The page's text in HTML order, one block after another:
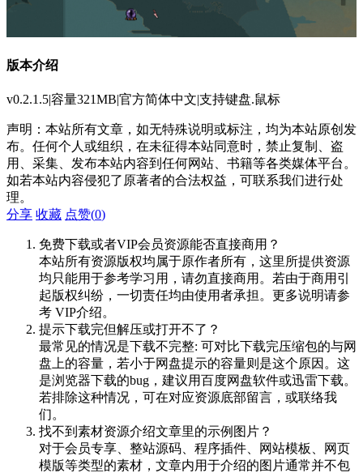
版本介绍
v0.2.1.5|容量321MB|官方简体中文|支持键盘.鼠标
声明：本站所有文章，如无特殊说明或标注，均为本站原创发
布。任何个人或组织，在未征得本站同意时，禁止复制、盗
用、采集、发布本站内容到任何网站、书籍等各类媒体平台。
如若本站内容侵犯了原著者的合法权益，可联系我们进行处
理。
分享 收藏 点赞(0)
免费下载或者VIP会员资源能否直接商用？
本站所有资源版权均属于原作者所有，这里所提供资源
均只能用于参考学习用，请勿直接商用。若由于商用引
起版权纠纷，一切责任均由使用者承担。更多说明请参
考 VIP介绍。
提示下载完但解压或打开不了？
最常见的情况是下载不完整: 可对比下载完压缩包的与网
盘上的容量，若小于网盘提示的容量则是这个原因。这
是浏览器下载的bug，建议用百度网盘软件或迅雷下载。
若排除这种情况，可在对应资源底部留言，或联络我
们。
找不到素材资源介绍文章里的示例图片？
对于会员专享、整站源码、程序插件、网站模板、网页
模版等类型的素材，文章内用于介绍的图片通常并不包